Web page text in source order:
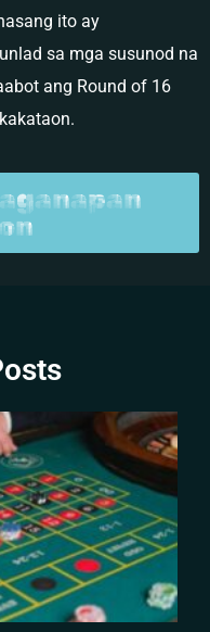
ito ay
sa mga susunod na
ang Round of 16